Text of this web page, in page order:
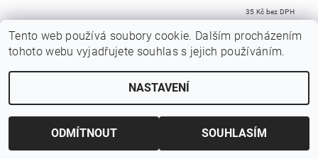
35 Kč bez DPH
42,35 Kč
Hmotnost 0.1 kg
Buďte první, kdo napíše příspěvek k této položce.
Tento web používá soubory cookie. Dalším procházením
tohoto webu vyjadřujete souhlas s jejich používáním.
NASTAVENÍ
ODMÍTNOUT SOUHLASÍM